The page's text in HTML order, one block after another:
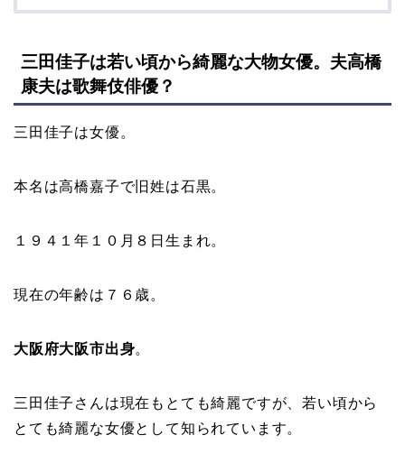
三田佳子は若い頃から綺麗な大物女優。夫高橋
康夫は歌舞伎俳優？
三田佳子は女優。
本名は高橋嘉子で旧姓は石黒。
１９４１年１０月８日生まれ。
現在の年齢は７６歳。
大阪府大阪市出身。
三田佳子さんは現在もとても綺麗ですが、若い頃から
とても綺麗な女優として知られています。